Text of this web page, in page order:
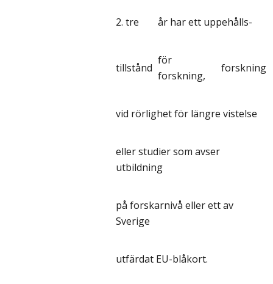
2. tre år har ett uppehålls-
tillstånd
för
forskning,
forskning
vid rörlighet för längre vistelse
eller studier som avser
utbildning
på forskarnivå eller ett av
Sverige
utfärdat EU-blåkort.